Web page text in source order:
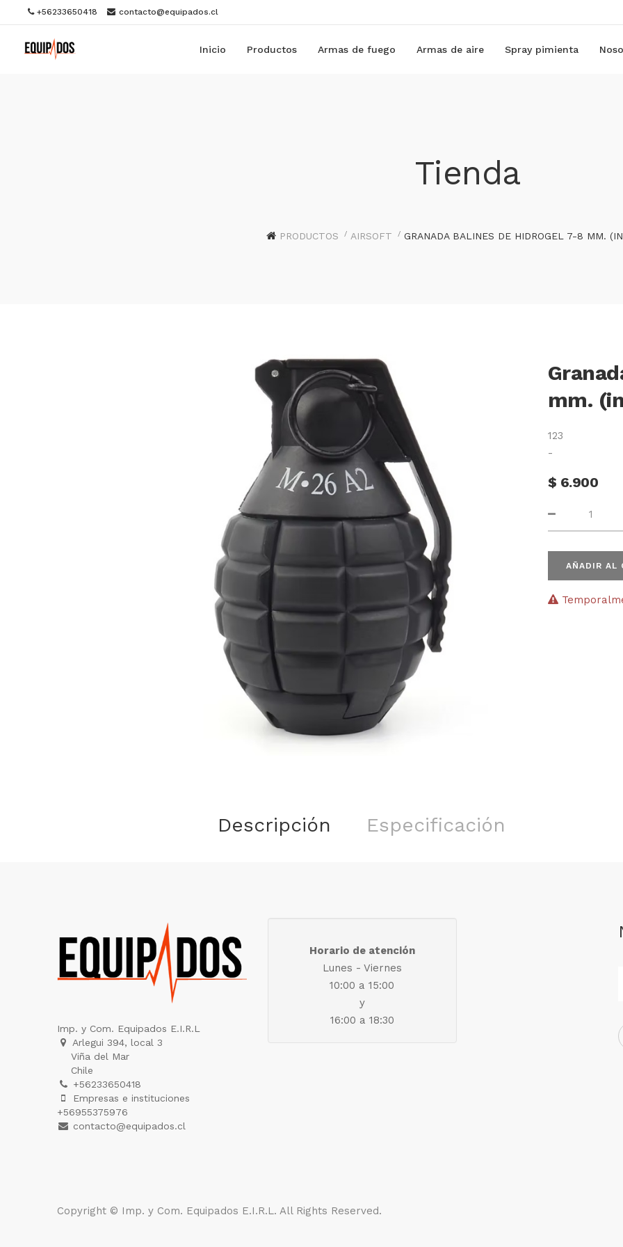
+56233650418 contacto@equipados.cl
Inicio Productos Armas de fuego Armas de aire Spray pimienta
Tienda
PRODUCTOS AIRSOFT GRANADA BALINES DE HIDROGEL 7-8 MM.
mm.
123
-
$ 6.900
AÑADIR AL
Descripción Especificación
Imp. y Com. Equipados E.I.R.L
Arlegui 394, local 3
Viña del Mar
Chile
+56233650418
Empresas e instituciones
+56955375976
contacto@equipados.cl
Horario de atención
Lunes - Viernes
10:00 a 15:00
y
16:00 a 18:30
Copyright © Imp. y Com. Equipados E.I.R.L. All Rights Reserved.